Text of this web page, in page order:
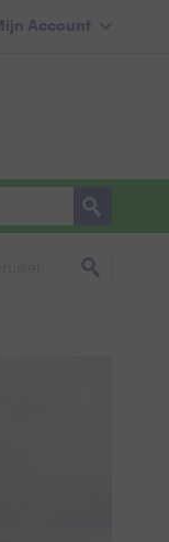
Account